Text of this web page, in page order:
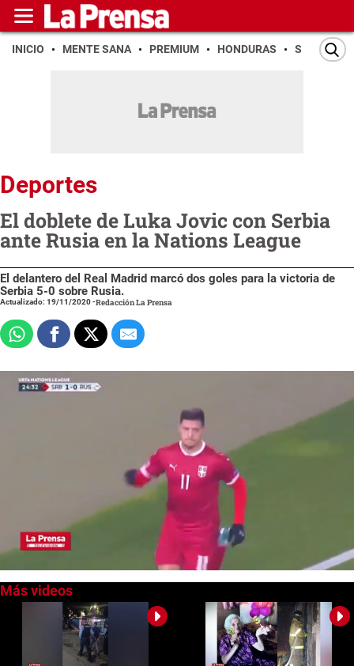
INICIO MENTE SANA PREMIUM HONDURAS SAN PEDRO
Deportes
El doblete de Luka Jovic con Serbia
ante Rusia en la Nations League
El delantero del Real Madrid marcó dos goles para la victoria de
Serbia 5-0 sobre Rusia.
Actualizado: 19/11/2020-Redacción La Prensa
seconds